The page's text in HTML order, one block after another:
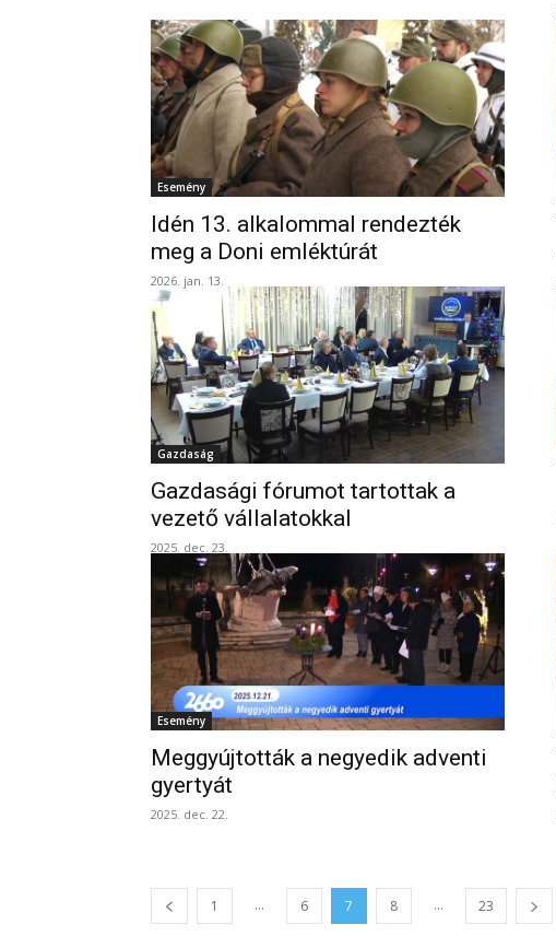
Esemény
Idén 13. alkalommal rendezték
meg a Doni emléktúrát
2026. jan. 13.
Gazdaság
Gazdasági fórumot tartottak a
vezető vállalatokkal
2025. dec. 23.
Esemény
Meggyújtották a negyedik adventi
gyertyát
2025. dec. 22.
1 ... 6 7 8 ... 23